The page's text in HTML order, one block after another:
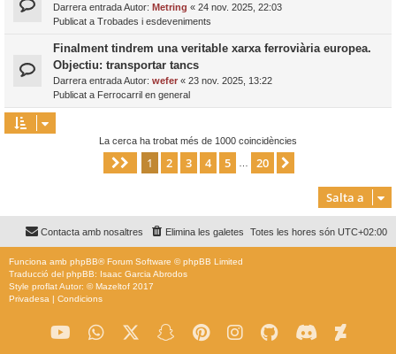
Darrera entrada Autor: Metring « 24 nov. 2025, 22:03
Publicat a Trobades i esdeveniments
Finalment tindrem una veritable xarxa ferroviària europea.
Objectiu: transportar tancs
Darrera entrada Autor: wefer « 23 nov. 2025, 13:22
Publicat a Ferrocarril en general
La cerca ha trobat més de 1000 coincidències
Pàgina de 20
1 2 3 4 5 20
Salta a
Totes les hores són UTC+02:00
Elimina les galetes
Contacta amb nosaltres
Funciona amb phpBB® Forum Software © phpBB Limited
Traducció del phpBB: Isaac Garcia Abrodos
Style proflatAutor: ©Mazeltof 2017
Privadesa | Condicions